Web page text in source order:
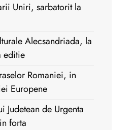
Uniri, sarbatorit la
Alecsandriada, la
editie
Romaniei, in
Europene
Judetean de Urgenta
forta